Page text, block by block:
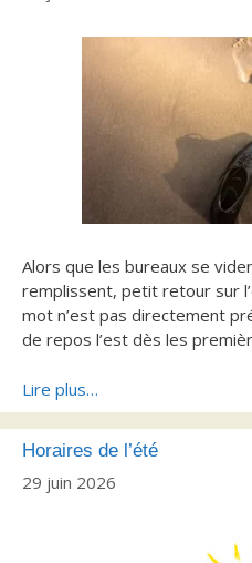
Alors que les bureaux se
remplissent, petit retour sur
mot n’est pas directement
de repos l’est dès les
Lire plus…
Horaires de l’été
29 juin 2026